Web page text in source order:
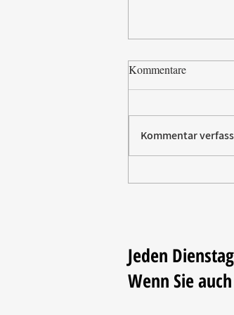
Paw Patrol
Kommentare
Kommentar
Jeden
Wenn Sie